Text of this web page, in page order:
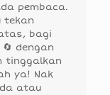
pembaca.
tekan
bagi
dengan
tinggalkan
ya! Nak
atau